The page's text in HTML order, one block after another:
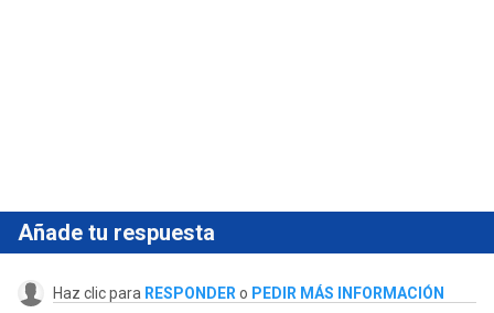
Añade tu respuesta
Haz clic para RESPONDER o PEDIR MÁS INFORMACIÓN